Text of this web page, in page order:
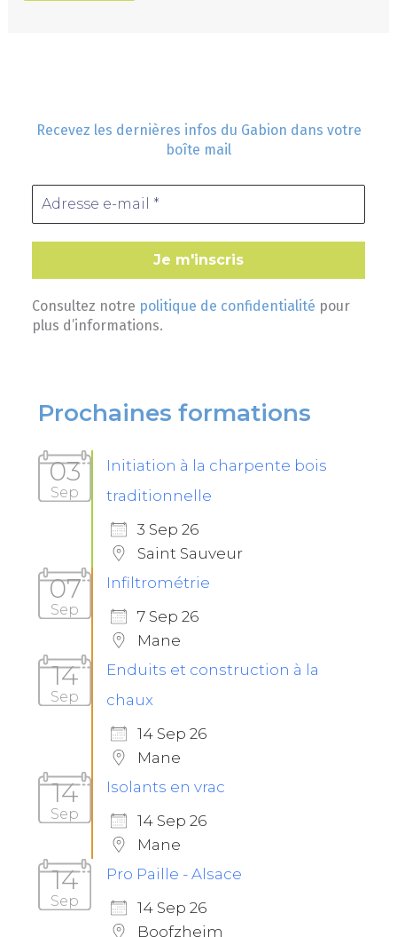
Recevez les dernières infos du Gabion dans votre
boîte mail
Consultez notre politique de confidentialité pour
plus d’informations.
Prochaines formations
03
Sep
Initiation à la charpente bois
traditionnelle
3 Sep 26
Saint Sauveur
07
Sep
Infiltrométrie
7 Sep 26
Mane
14
Sep
Enduits et construction à la
chaux
14 Sep 26
Mane
14
Sep
Isolants en vrac
14 Sep 26
Mane
14
Sep
Pro Paille - Alsace
14 Sep 26
Boofzheim